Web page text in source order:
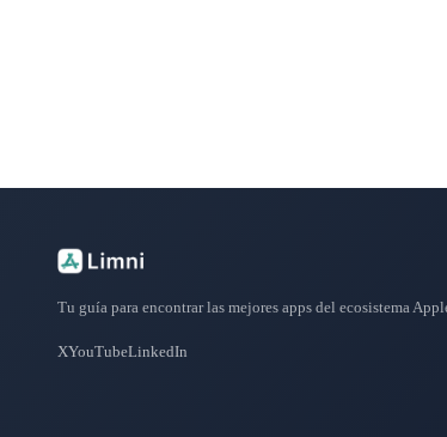
Tu guía para encontrar las mejores apps del ecosistema
XYouTubeLinkedIn